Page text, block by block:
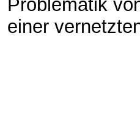
Problematik
einer